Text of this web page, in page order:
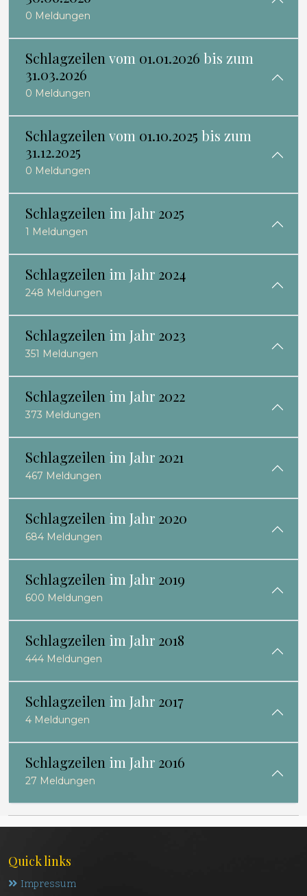
0 Meldungen
Schlagzeilen vom 01.01.2026 bis zum
31.03.2026
0 Meldungen
Schlagzeilen vom 01.10.2025 bis zum
31.12.2025
0 Meldungen
Schlagzeilen im Jahr 2025
1 Meldungen
Schlagzeilen im Jahr 2024
248 Meldungen
Schlagzeilen im Jahr 2023
351 Meldungen
Schlagzeilen im Jahr 2022
373 Meldungen
Schlagzeilen im Jahr 2021
467 Meldungen
Schlagzeilen im Jahr 2020
684 Meldungen
Schlagzeilen im Jahr 2019
600 Meldungen
Schlagzeilen im Jahr 2018
444 Meldungen
Schlagzeilen im Jahr 2017
4 Meldungen
Schlagzeilen im Jahr 2016
27 Meldungen
Quick links
Impressum